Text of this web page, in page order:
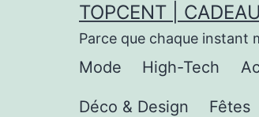
TOPCENT |
Parce que chaque instant
Mode High-Tech
Déco & Design Fêtes